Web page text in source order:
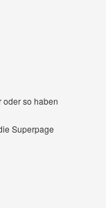
oder so haben
Superpage